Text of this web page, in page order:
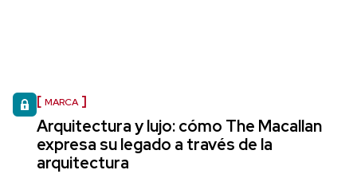
MARCA
Arquitectura y lujo: cómo The Macallan
expresa su legado a través de la
arquitectura